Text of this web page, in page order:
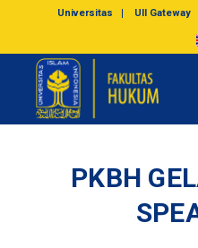
Universitas UII Gateway
PKBH